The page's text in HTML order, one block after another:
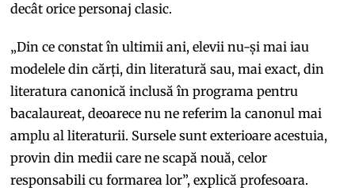
decât orice personaj clasic.
„Din ce constat în ultimii ani, elevii nu-și mai iau
modelele din cărți, din literatură sau, mai exact, din
literatura canonică inclusă în programa pentru
bacalaureat, deoarece nu ne referim la canonul mai
amplu al literaturii. Sursele sunt exterioare acestuia,
provin din medii care ne scapă nouă, celor
responsabili cu formarea lor”, explică profesoara.